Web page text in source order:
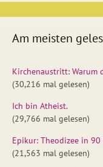
Am meisten
Kirchenaustritt: Warum
(30,216 mal gelesen)
Ich bin Atheist.
(29,766 mal gelesen)
Epikur: Theodizee in 90
(21,563 mal gelesen)